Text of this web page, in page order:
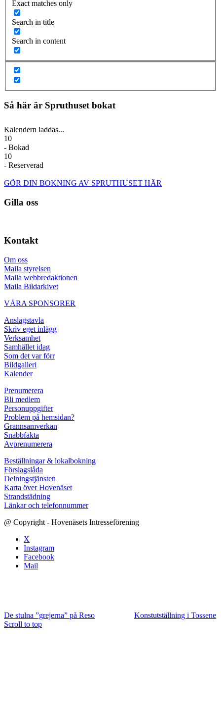
Exact matches only
Search in title
Search in content
Så här är Spruthuset bokat
Kalendern laddas...
10
- Bokad
10
- Reserverad
GÖR DIN BOKNING AV SPRUTHUSET HÄR
Gilla oss
Kontakt
Om oss
Maila styrelsen
Maila webbredaktionen
Maila Bildarkivet
VÅRA SPONSORER
Anslagstavla
Skriv eget inlägg
Verksamhet
Samhället idag
Som det var förr
Bildgalleri
Kalender
Prenumerera
Bli medlem
Personuppgifter
Problem på hemsidan?
Grannsamverkan
Snabbfakta
Avprenumerera
Beställningar & lokalbokning
Förslagslåda
Delningstjänsten
Karta över Hovenäset
Strandstädning
Länkar och telefonnummer
@ Copyright - Hovenäsets Intresseförening
X
Instagram
Facebook
Mail
De stulna ”grejerna” på Reso
Konstutställning i Tossene
Scroll to top